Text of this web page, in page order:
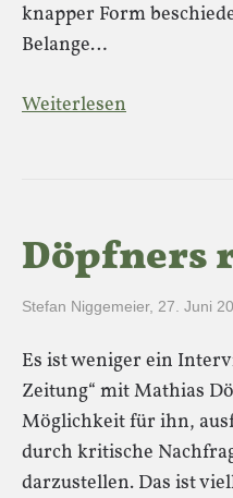
knapper Form
Belange…
Weiterlesen
Döpfners
Stefan Niggemeier, 27. Juni
Es ist weniger ein
Zeitung“ mit Mathias
Möglichkeit für ihn,
durch kritische
darzustellen. Das ist